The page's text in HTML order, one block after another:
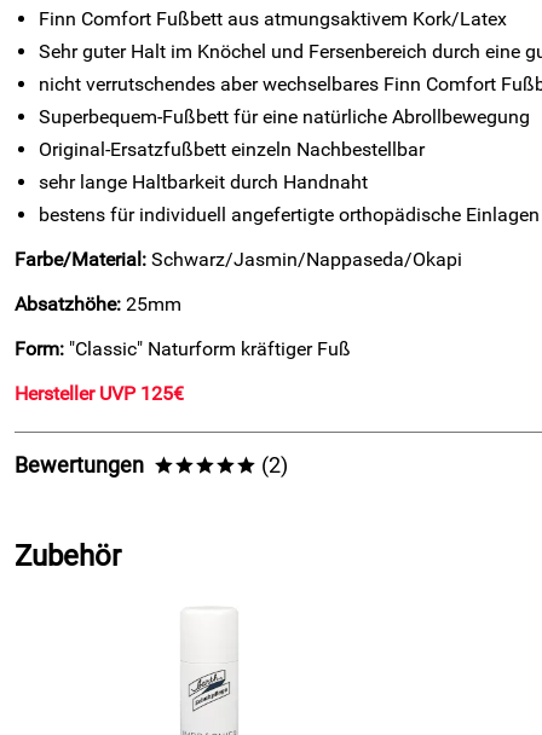
Finn Comfort Fußbett aus atmungsaktivem Kork/Latex
Sehr guter Halt im Knöchel und Fersenbereich durch eine
nicht verrutschendes aber wechselbares Finn Comfort
Superbequem-Fußbett für eine natürliche Abrollbewegung
Original-Ersatzfußbett einzeln Nachbestellbar
sehr lange Haltbarkeit durch Handnaht
bestens für individuell angefertigte orthopädische
Farbe/Material: Schwarz/Jasmin/Nappaseda/Okapi
Absatzhöhe: 25mm
Form: "Classic" Naturform kräftiger Fuß
Hersteller UVP 125€
Bewertungen ***** (2)
Zubehör